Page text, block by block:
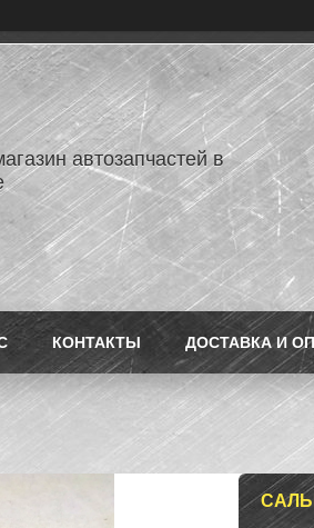
автозапчастей в
КОНТАКТЫ ДОСТАВКА И